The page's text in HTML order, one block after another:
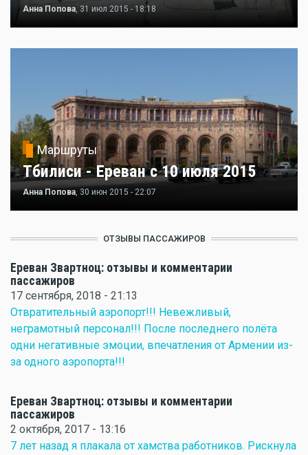
Анна Попова, 31 июл 2015 - 18:18
Маршруты
Тбилиси - Ереван с 10 июля 2015
Анна Попова, 30 июн 2015 - 22:07
ОТЗЫВЫ ПАССАЖИРОВ
Ереван Звартноц: отзывы и комментарии
пассажиров
17 сентября, 2018 - 21:13
Отвратительный аэропорт!!! Невежливый,
неграмотный персонал!!! После последнего полёта
одни негативные эмоции, впечатления от Армении из-
за одного аэропорта!!!
Ереван Звартноц: отзывы и комментарии
пассажиров
2 октября, 2017 - 13:16
7 лет назад я плакала от хамства работников. Рискнула